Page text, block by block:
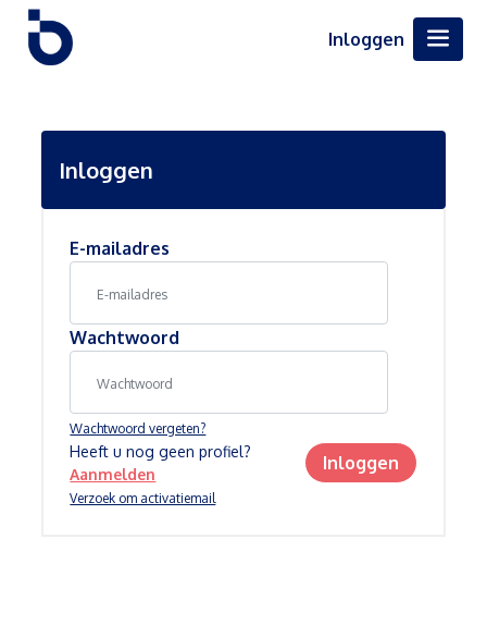
Inloggen
Inloggen
E-mailadres
Wachtwoord
Wachtwoord vergeten?
Verzoek om activatiemail
Heeft u nog geen profiel?
Aanmelden
Inloggen